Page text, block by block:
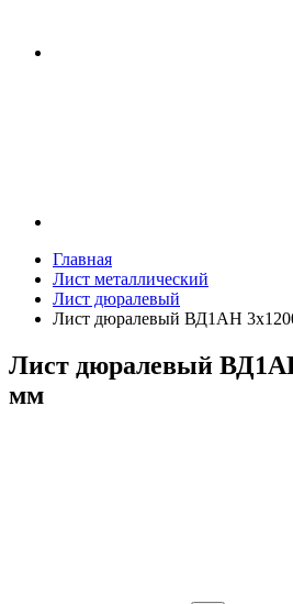
Главная
Лист металлический
Лист дюралевый
Лист дюралевый ВД1АН
Лист дюралевый
мм